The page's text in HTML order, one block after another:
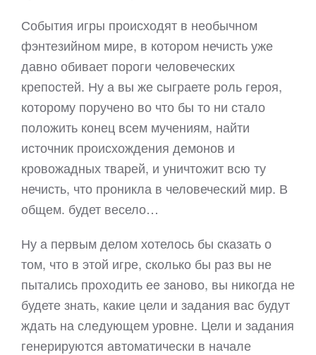
События игры происходят в необычном
фэнтезийном мире, в котором нечисть уже
давно обивает пороги человеческих
крепостей. Ну а вы же сыграете роль героя,
которому поручено во что бы то ни стало
положить конец всем мучениям, найти
источник происхождения демонов и
кровожадных тварей, и уничтожит всю ту
нечисть, что проникла в человеческий мир. В
общем. будет весело…
Ну а первым делом хотелось бы сказать о
том, что в этой игре, сколько бы раз вы не
пытались проходить ее заново, вы никогда не
будете знать, какие цели и задания вас будут
ждать на следующем уровне. Цели и задания
генерируются автоматически в начале